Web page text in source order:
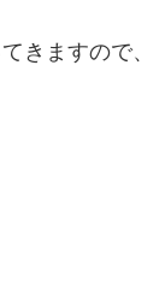
きますので、